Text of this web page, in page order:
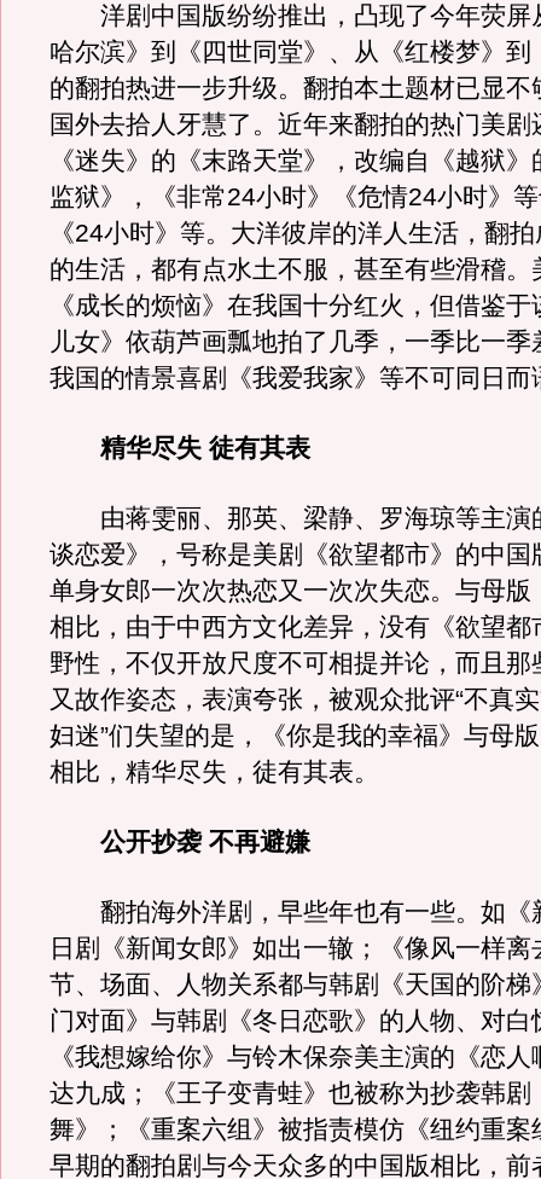
洋剧中国版纷纷推出，凸现了今年荧屏
哈尔滨》到《四世同堂》、从《红楼梦》到
的翻拍热进一步升级。翻拍本土题材已显不
国外去拾人牙慧了。近年来翻拍的热门美剧
《迷失》的《末路天堂》，改编自《越狱
监狱》，《非常24小时》《危情24小时》
《24小时》等。大洋彼岸的洋人生活，翻
的生活，都有点水土不服，甚至有些滑稽。
《成长的烦恼》在我国十分红火，但借鉴
儿女》依葫芦画瓢地拍了几季，一季比一季
我国的情景喜剧《我爱我家》等不可同日而
精华尽失 徒有其表
由蒋雯丽、那英、梁静、罗海琼等主演
谈恋爱》，号称是美剧《欲望都市》的中国
单身女郎一次次热恋又一次次失恋。与母版
相比，由于中西方文化差异，没有《欲望都
野性，不仅开放尺度不可相提并论，而且那
又故作姿态，表演夸张，被观众批评“不真
妇迷”们失望的是，《你是我的幸福》与母
相比，精华尽失，徒有其表。
公开抄袭 不再避嫌
翻拍海外洋剧，早些年也有一些。如《
日剧《新闻女郎》如出一辙；《像风一样离
节、场面、人物关系都与韩剧《天国的阶梯
门对面》与韩剧《冬日恋歌》的人物、对白
《我想嫁给你》与铃木保奈美主演的《恋
达九成；《王子变青蛙》也被称为抄袭韩剧
舞》；《重案六组》被指责模仿《纽约重
早期的翻拍剧与今天众多的中国版相比，前